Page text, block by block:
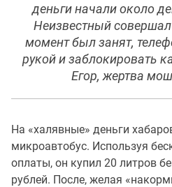
деньги начали около
Неизвестный совершал
момент был занят,
рукой и заблокировать
Егор, жертва
На «халявные» деньги
микроавтобус. Используя
оплаты, он купил 20 литров
рублей. После, желая